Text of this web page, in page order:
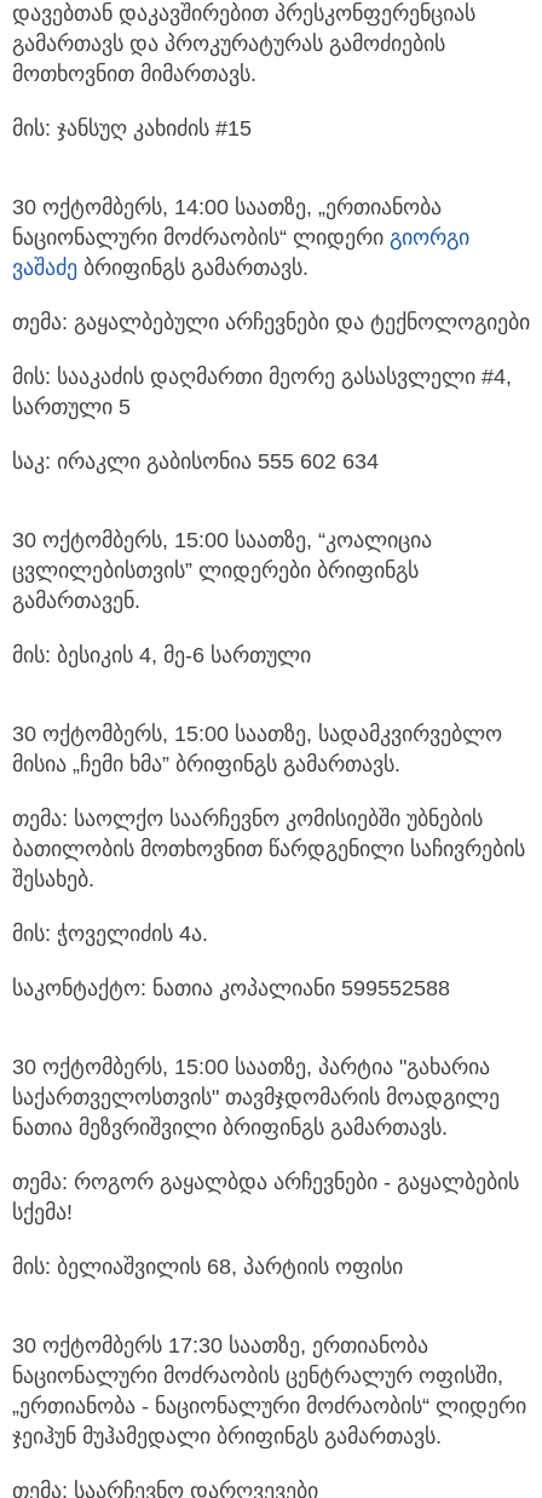
დავებთან დაკავშირებით პრესკონფერენციას
გამართავს და პროკურატურას გამოძიების
მოთხოვნით მიმართავს.
მის: ჯანსუღ კახიძის #15
30 ოქტომბერს, 14:00 საათზე, „ერთიანობა
ნაციონალური მოძრაობის“ ლიდერი გიორგი
ვაშაძე ბრიფინგს გამართავს.
თემა: გაყალბებული არჩევნები და ტექნოლოგიები
მის: სააკაძის დაღმართი მეორე გასასვლელი #4,
სართული 5
საკ: ირაკლი გაბისონია 555 602 634
30 ოქტომბერს, 15:00 საათზე, “კოალიცია
ცვლილებისთვის” ლიდერები ბრიფინგს
გამართავენ.
მის: ბესიკის 4, მე-6 სართული
30 ოქტომბერს, 15:00 საათზე, სადამკვირვებლო
მისია „ჩემი ხმა” ბრიფინგს გამართავს.
თემა: საოლქო საარჩევნო კომისიებში უბნების
ბათილობის მოთხოვნით წარდგენილი საჩივრების
შესახებ.
მის: ჭოველიძის 4ა.
საკონტაქტო: ნათია კოპალიანი 599552588
30 ოქტომბერს, 15:00 საათზე, პარტია "გახარია
საქართველოსთვის" თავმჯდომარის მოადგილე
ნათია მეზვრიშვილი ბრიფინგს გამართავს.
თემა: როგორ გაყალბდა არჩევნები - გაყალბების
სქემა!
მის: ბელიაშვილის 68, პარტიის ოფისი
30 ოქტომბერს 17:30 საათზე, ერთიანობა
ნაციონალური მოძრაობის ცენტრალურ ოფისში,
„ერთიანობა - ნაციონალური მოძრაობის“ ლიდერი
ჯეიჰუნ მუჰამედალი ბრიფინგს გამართავს.
თემა: საარჩევნო დარღვევები